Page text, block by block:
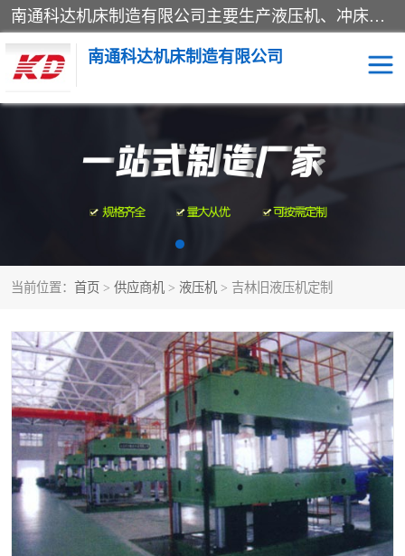
南通科达机床制造有限公司主要生产液压机、冲床、压力机等产品；本公司采用现代化企业的管理方法进行管理，立足于产品的质量管理，以优秀的品质、新颖的设计、合理的价格、完善的服务赢得广大客户的充分信赖和良好的口碑。领导层将运用科学管理方法及长期积累下来的经验和广泛领域吸取来新的技术不断调整产品结构，为市场提供精良的各类机械设备。企业将坚持与国内外各界朋友，真诚合作，共创辉煌。
南通科达机床制造有限公司
当前位置： 首页 > 供应商机 > 液压机 > 吉林旧液压机定制
四柱液压机 液压机
卷板机